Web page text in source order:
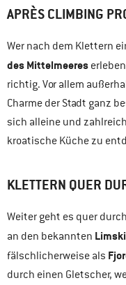
APRÈS CLIMBING
Wer nach dem Klettern
des Mittelmeeres
richtig. Vor allem
Charme der Stadt ganz
sich alleine und
kroatische Küche zu
KLETTERN QUER
Weiter geht es quer
an den bekannten
fälschlicherweise als
durch einen Gletscher,